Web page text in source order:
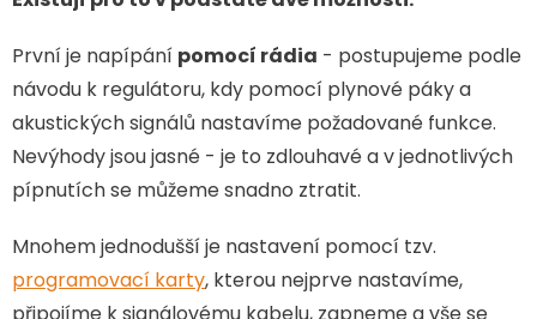
První je napípání pomocí rádia - postupujeme podle
návodu k regulátoru, kdy pomocí plynové páky a
akustických signálů nastavíme požadované funkce.
Nevýhody jsou jasné - je to zdlouhavé a v jednotlivých
pípnutích se můžeme snadno ztratit.
Mnohem jednodušší je nastavení pomocí tzv.
programovací karty, kterou nejprve nastavíme,